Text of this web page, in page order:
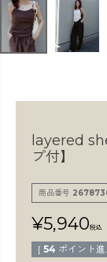
在庫なし商品
layered
プ付】
商品番号
¥5,940税込
[ 54 ポイント